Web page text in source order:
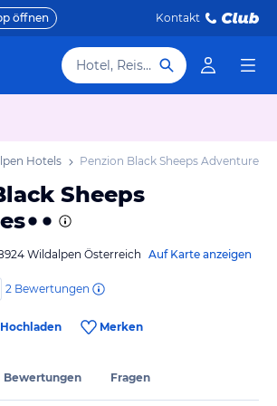
öffnen Kontakt
Hotel, Reiseziel
Hotels Penzion Black Sheeps Adventures
Sheeps
Wildalpen Österreich Auf Karte anzeigen
2 Bewertungen
Hochladen Merken
Bewertungen Fragen